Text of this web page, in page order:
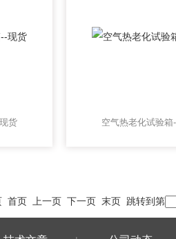
货 空气热老化试验箱
首页 上一页 下一页 末页 跳转到第